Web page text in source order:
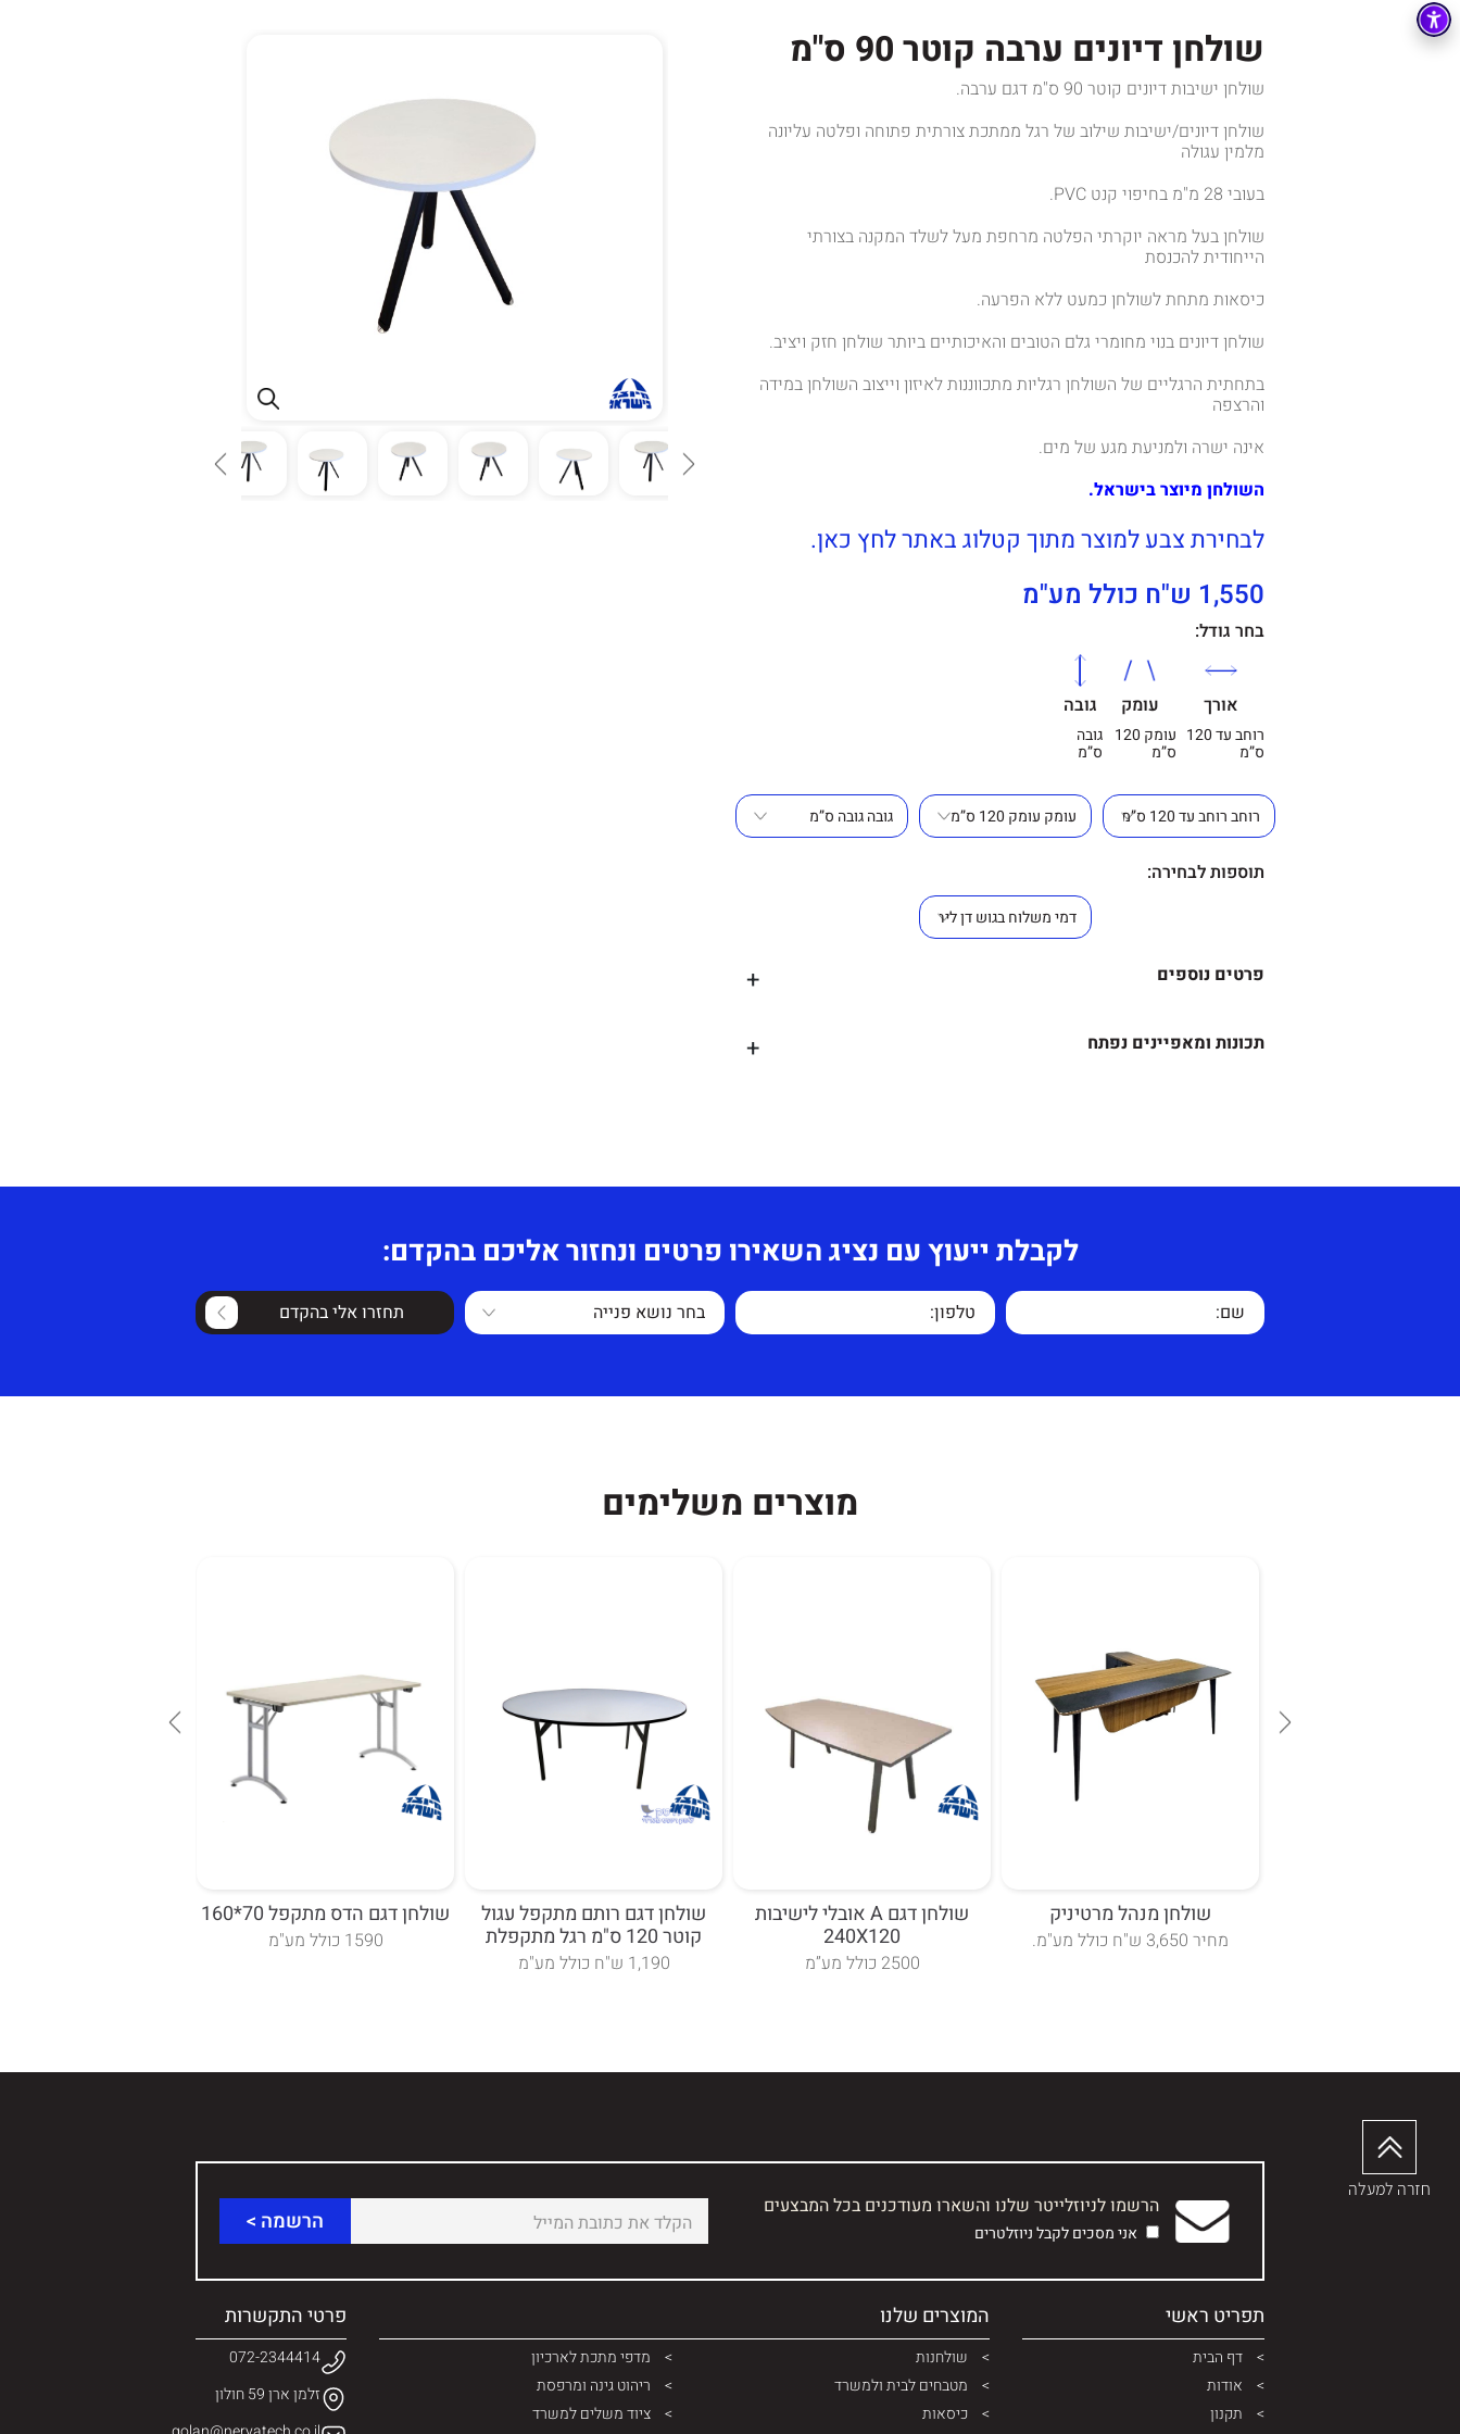
שולחן דיונים ערבה קוטר 90 ס"מ
שולחן ישיבות דיונים קוטר 90 ס"מ דגם ערבה.
שולחן דיונים/ישיבות שילוב של רגל ממתכת צורתית פתוחה ופלטה עליונה
מלמין עגולה
בעובי 28 מ"מ בחיפוי קנט PVC.
שולחן בעל מראה יוקרתי הפלטה מרחפת מעל לשלד המקנה בצורתי
הייחודית להכנסת
כיסאות מתחת לשולחן כמעט ללא הפרעה.
שולחן דיונים בנוי מחומרי גלם הטובים והאיכותיים ביותר שולחן חזק ויציב.
בתחתית הרגליים של השולחן רגליות מתכווננות לאיזון וייצוב השולחן במידה
והרצפה
אינה ישרה ולמניעת מגע של מים.
השולחן מיוצר בישראל.
לבחירת צבע למוצר מתוך קטלוג באתר לחץ כאן.
1,550 ש"ח כולל מע"מ
בחר גודל:
אורך
רוחב עד 120
ס”מ
עומק
עומק 120
ס”מ
גובה
גובה
ס”מ
תוספות לבחירה:
פרטים נוספים
+
תכונות ומאפיינים נפתח
+
בעל רגלים
שולחן נוח שלא תופס הרבה מקום.
אחריות על המוצר שנה מיום הקניה למעט חלודה או
לקבלת ייעוץ עם נציג השאירו פרטים ונחזור אליכם בהקדם:
תחזרו אלי בהקדם
מוצרים משלימים
שולחן מנהל מרטיניק
מחיר 3,650 ש"ח כולל מע"מ.
שולחן דגם A אובלי לישיבות
240X120
2500 כולל מע”מ
שולחן דגם רותם מתקפל עגול
קוטר 120 ס"מ רגל מתקפלת
1,190 ש"ח כולל מע"מ
שולחן דגם הדס מתקפל 70*160
1590 כולל מע"מ
חזרה למעלה
הרשמו לניוזלייטר שלנו והשארו מעודכנים בכל המבצעים
אני מסכים לקבל ניוזלטרים
תפריט ראשי
דף הבית
אודות
תקנון
המוצרים שלנו
שולחנות
מטבחים לבית ולמשרד
כיסאות
מדפי מתכת לארכיון
ריהוט גינה ומרפסת
ציוד משלים למשרד
פרטי התקשרות
072-2344414
זלמן ארן 59 חולון